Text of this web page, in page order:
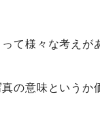
って様々な考えが
の意味というか